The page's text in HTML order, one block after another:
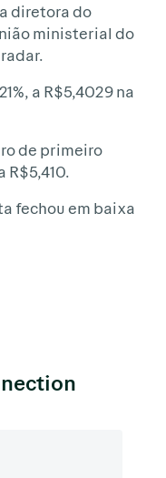
diretora do
ministerial do
a R$5,4029 na
de primeiro
R$5,410.
fechou em baixa